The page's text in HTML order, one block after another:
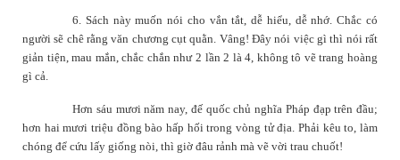
6. Sách này muốn nói cho vắn tắt, dễ hiểu, dễ nhớ. Chắc có
người sẽ chê rằng văn chương cụt quằn. Vâng! Đây nói việc gì thì nói rất
giản tiện, mau mắn, chắc chắn như 2 lần 2 là 4, không tô vẽ trang hoàng
gì cả.
Hơn sáu mươi năm nay, đế quốc chủ nghĩa Pháp đạp trên đầu;
hơn hai mươi triệu đồng bào hấp hối trong vòng tử địa. Phải kêu to, làm
chóng để cứu lấy giống nòi, thì giờ đâu rảnh mà vẽ vời trau chuốt!